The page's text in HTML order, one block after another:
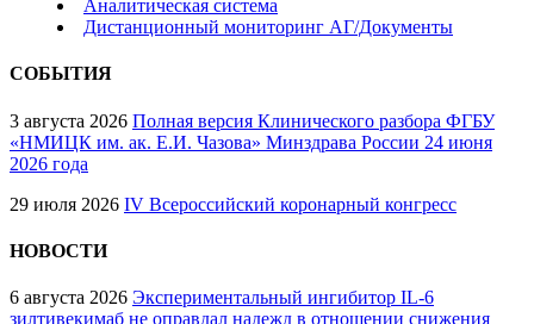
Аналитическая система
Дистанционный мониторинг АГ/Документы
СОБЫТИЯ
3 августа 2026 Полная версия Клинического разбора ФГБУ
«НМИЦК им. ак. Е.И. Чазова» Минздрава России 24 июня
2026 года
29 июля 2026 IV Всероссийский коронарный конгресс
НОВОСТИ
6 августа 2026 Экспериментальный ингибитор IL-6
зилтивекимаб не оправдал надежд в отношении снижения